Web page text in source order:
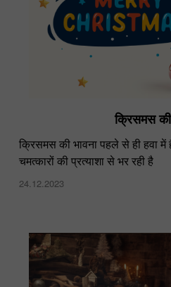
क्रिसमस
क्रिसमस की भावना पहले से ही हवा में
चमत्कारों की प्रत्याशा से भर रही है
24.12.2023